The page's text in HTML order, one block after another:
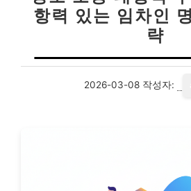
항력 있는 임차인
략
2026-03-08 작성자: